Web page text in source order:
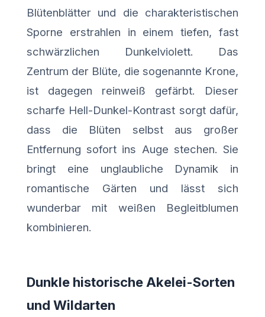
Blütenblätter und die charakteristischen
Sporne erstrahlen in einem tiefen, fast
schwärzlichen Dunkelviolett. Das
Zentrum der Blüte, die sogenannte Krone,
ist dagegen reinweiß gefärbt. Dieser
scharfe Hell-Dunkel-Kontrast sorgt dafür,
dass die Blüten selbst aus großer
Entfernung sofort ins Auge stechen. Sie
bringt eine unglaubliche Dynamik in
romantische Gärten und lässt sich
wunderbar mit weißen Begleitblumen
kombinieren.
Dunkle historische Akelei-Sorten
und Wildarten